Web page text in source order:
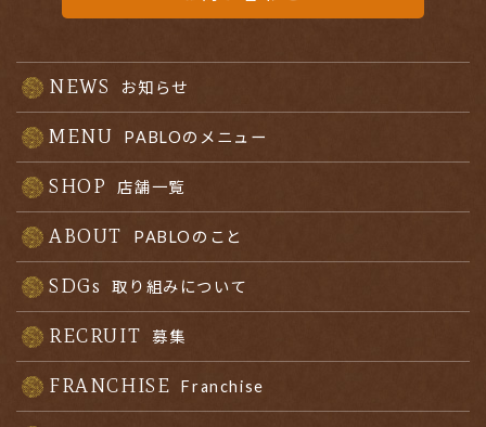
NEWS お知らせ
MENU PABLOのメニュー
SHOP 店舗一覧
ABOUT PABLOのこと
SDGs 取り組みについて
RECRUIT 募集
FRANCHISE Franchise